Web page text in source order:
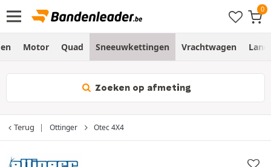
Motor Quad Sneeuwkettingen Vrachtwagen
Zoeken op afmeting
Terug Ottinger Otec 4X4